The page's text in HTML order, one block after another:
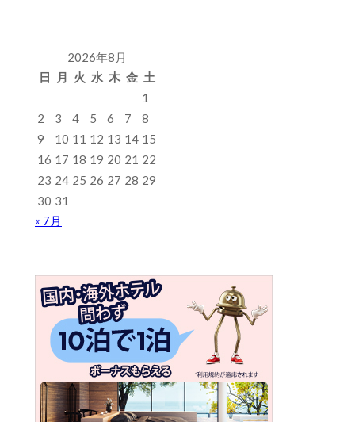
2026年8月
日
月 火 水 木 金 土
1
2
3 4 5 6 7
8
9
10 11 12 13 14 15
16 17 18 19 20 21 22
23 24 25 26 27 28 29
30 31
« 7月